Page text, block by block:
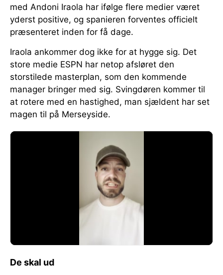
med Andoni Iraola har ifølge flere medier været
yderst positive, og spanieren forventes officielt
præsenteret inden for få dage.
Iraola ankommer dog ikke for at hygge sig. Det
store medie ESPN har netop afsløret den
storstilede masterplan, som den kommende
manager bringer med sig. Svingdøren kommer til
at rotere med en hastighed, man sjældent har set
magen til på Merseyside.
De skal ud